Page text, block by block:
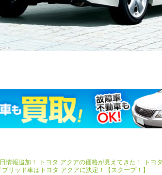
情報追加！ トヨタ アクアの価格が見えてきた！ トヨ
ブリッド車はトヨタ アクアに決定！【スクープ！】